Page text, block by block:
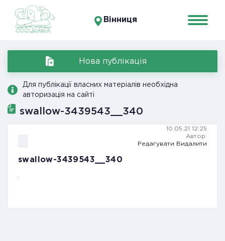
Вінниця
Нова публікація
Для публікації власних матеріалів необхідна
авторизація на сайті
swallow-3439543__340
10.05.21 12:25
Автор:
Редагувати
Видалити
swallow-3439543__340